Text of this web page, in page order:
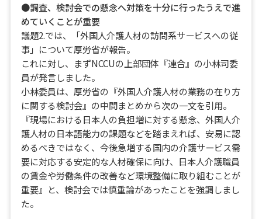
●調査、検討会での懸念へ対策を十分に行ったうえで進
めていくことが重要
議題2.では、「外国人介護人材の訪問系サービスへの従
事」について厚労省が報告。
これに対し、まずNCCUの上部団体『連合』の小林司委
員が発言しました。
小林委員は、厚労省の『外国人介護人材の業務の在り方
に関する検討会』の中間まとめから次の一文を引用。
『現場における日本人の負担増に対する懸念、外国人介
護人材の日本語能力の課題などを踏まえれば、安易に認
めるべきではなく、今後急増する国内の介護サービス需
要に対応する安定的な人材確保に向け、日本人介護職員
の賃金や労働条件の改善など環境整備に取り組むことが
重要』と、検討会では慎重論があったことを強調しまし
た。